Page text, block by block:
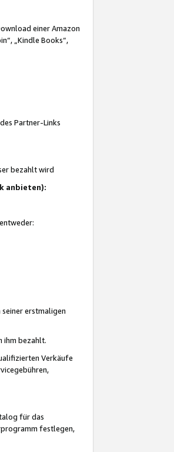
einer Amazon
„Kindle Books“,
Partner-Links
bezahlt wird
anbieten):
erstmaligen
ihm bezahlt.
Verkäufe
für das
festlegen,